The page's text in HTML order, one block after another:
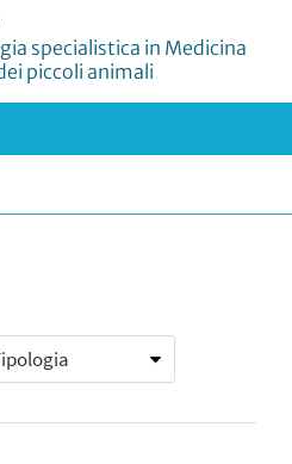
specialistica in Medicina
piccoli animali